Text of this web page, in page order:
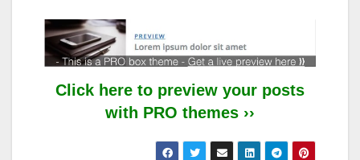
Click here to preview your posts
with PRO themes ››